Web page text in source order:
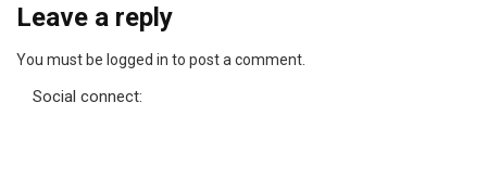
Leave a reply
You must be logged in to post a comment.
Social connect: